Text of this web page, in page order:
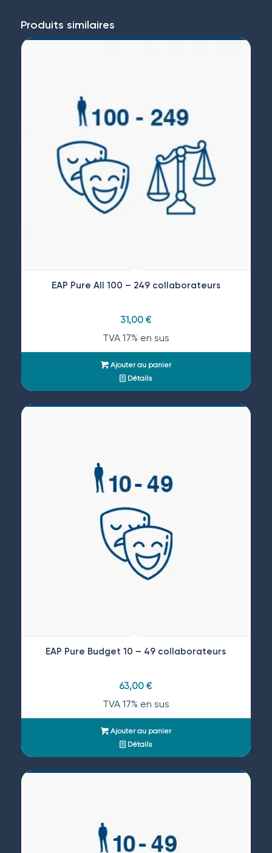
Produits similaires
EAP Pure All 100 – 249 collaborateurs
31,00€
TVA 17% en sus
Ajouter au panier
Détails
EAP Pure Budget 10 – 49 collaborateurs
63,00€
TVA 17% en sus
Ajouter au panier
Détails